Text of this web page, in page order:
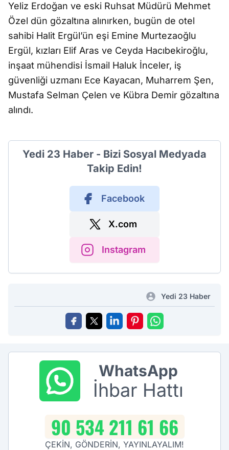
Yeliz Erdoğan ve eski Ruhsat Müdürü Mehmet
Özel dün gözaltına alınırken, bugün de otel
sahibi Halit Ergül’ün eşi Emine Murtezaoğlu
Ergül, kızları Elif Aras ve Ceyda Hacıbekiroğlu,
inşaat mühendisi İsmail Haluk İnceler, iş
güvenliği uzmanı Ece Kayacan, Muharrem Şen,
Mustafa Selman Çelen ve Kübra Demir gözaltına
alındı.
Yedi 23 Haber - Bizi Sosyal Medyada
Takip Edin!
Facebook
X.com
Instagram
Yedi 23 Haber
WhatsApp
İhbar Hattı
90 534 211 61 66
ÇEKİN, GÖNDERİN, YAYINLAYALIM!